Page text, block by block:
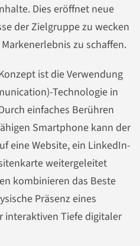
Dies eröffnet neue
der Zielgruppe zu wecken
zu schaffen.
ist die Verwendung
Technologie in
einfaches Berühren
Smartphone kann der
eine Website, ein LinkedIn-
weitergeleitet
kombinieren das Beste
Präsenz eines
interaktiven Tiefe digitaler